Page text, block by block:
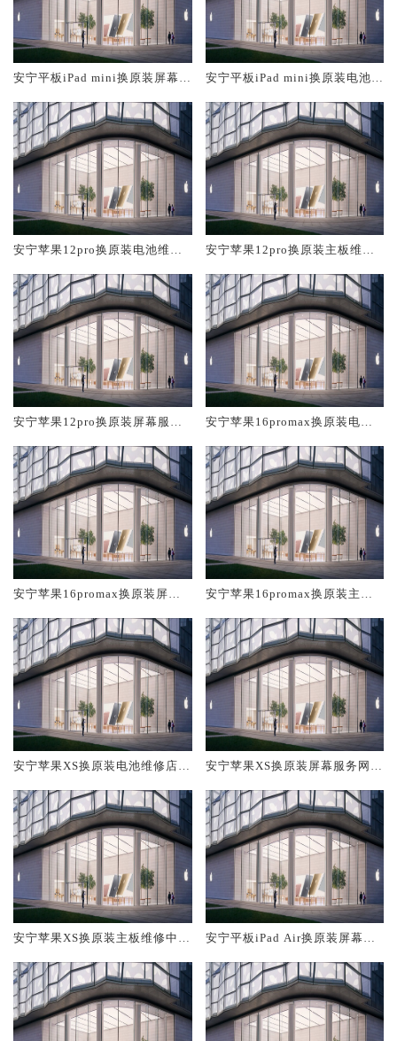
安宁平板iPad mini换原装屏幕服
安宁平板iPad mini换原装电池维
安宁苹果12pro换原装电池维修
安宁苹果12pro换原装主板维修
安宁苹果12pro换原装屏幕服务
安宁苹果16promax换原装电池
安宁苹果16promax换原装屏幕
安宁苹果16promax换原装主板
安宁苹果XS换原装电池维修店大
安宁苹果XS换原装屏幕服务网点
安宁苹果XS换原装主板维修中心
安宁平板iPad Air换原装屏幕服